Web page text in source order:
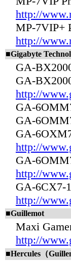
http://
MP-7VIP+
http://
■Gigabyte
GA-
GA-
http://
GA-
GA-
GA-
http://
GA-
http://
GA-6CX7-
http://
■Guillemot
Maxi
http://
■Hercules（